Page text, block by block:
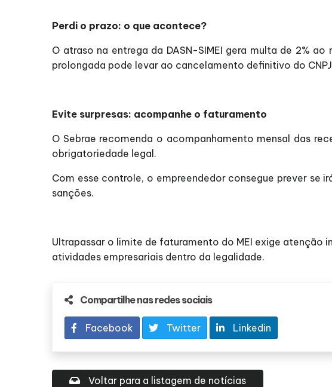
Perdi o prazo: o que acontece?
O atraso na entrega da DASN-SIMEI gera multa de 2%
prolongada pode levar ao cancelamento definitivo do
Evite surpresas: acompanhe o faturamento
O Sebrae recomenda o acompanhamento mensal das
obrigatoriedade legal.
Com esse controle, o empreendedor consegue prever se
sanções.
Ultrapassar o limite de faturamento do MEI exige
atividades empresariais dentro da legalidade.
Compartilhe nas redes sociais
Facebook Twitter Linkedin
Voltar para a listagem de notícias